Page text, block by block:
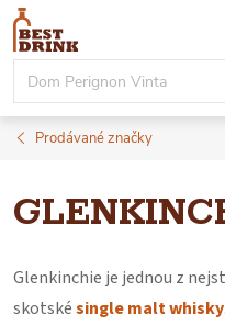
Přejít
obsah
Prodávané značky
Glenkinchie je jednou z
skotskésingle malt whisky